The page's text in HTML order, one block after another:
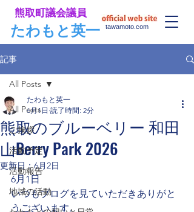
​たわもと英一
​熊取町議会議員
tawamoto.com
記事
All Posts
ご挨拶
活動予定
活動報告
地域の活動
All Posts
熊取のブルーベリー 和田
山Berry Park 2026
たわもと英一
6月1日 読了時間: 2分
更新日：6月2日
6月1日
いつもブログを見ていただきありがと
うございます。